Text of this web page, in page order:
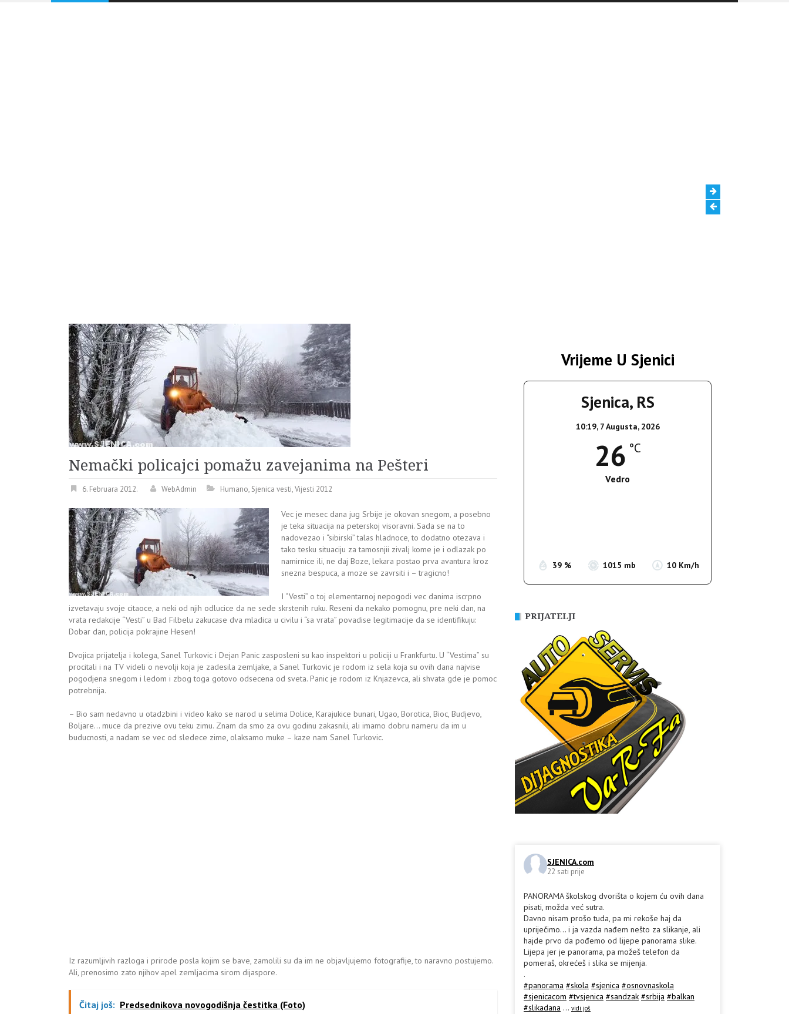
Nemački policajci pomažu zavejanima na Pešteri
6. Februara 2012. WebAdmin Humano, Sjenica vesti,Vijesti 2012
Vec je mesec dana jug Srbije je okovan snegom, a posebno
je teka situacija na peterskoj visoravni. Sada se na to
nadovezao i “sibirski” talas hladnoce, to dodatno otezava i
tako tesku situaciju za tamosnjii zivalj kome je i odlazak po
namirnice ili, ne daj Boze, lekara postao prva avantura kroz
snezna bespuca, a moze se zavrsiti i – tragicno!
I “Vesti” o toj elementarnoj nepogodi vec danima iscrpno
izvetavaju svoje citaoce, a neki od njih odlucice da ne sede skrstenih ruku. Reseni da nekako pomognu, pre neki dan, na
vrata redakcije “Vesti” u Bad Filbelu zakucase dva mladica u civilu i “sa vrata” povadise legitimacije da se identifikuju:
Dobar dan, policija pokrajine Hesen!
Dvojica prijatelja i kolega, Sanel Turkovic i Dejan Panic zasposleni su kao inspektori u policiji u Frankfurtu. U “Vestima” su
procitali i na TV videli o nevolji koja je zadesila zemljake, a Sanel Turkovic je rodom iz sela koja su ovih dana najvise
pogodjena snegom i ledom i zbog toga gotovo odsecena od sveta. Panic je rodom iz Knjazevca, ali shvata gde je pomoc
potrebnija.
– Bio sam nedavno u otadzbini i video kako se narod u selima Dolice, Karajukice bunari, Ugao, Borotica, Bioc, Budjevo,
Boljare… muce da prezive ovu teku zimu. Znam da smo za ovu godinu zakasnili, ali imamo dobru nameru da im u
buducnosti, a nadam se vec od sledece zime, olaksamo muke – kaze nam Sanel Turkovic.
Iz razumljivih razloga i prirode posla kojim se bave, zamolili su da im ne objavljujemo fotografije, to naravno postujemo.
Ali, prenosimo zato njihov apel zemljacima sirom dijaspore.
Čitaj još: Predsednikova novogodišnja čestitka (Foto)
Vrijeme U Sjenici
Sjenica, RS
10:19, 7 Augusta, 2026
26 °C
Vedro
39 % 1015 mb 10 Km/h
PRIJATELJI
SJENICA.com
22 sati prije
PANORAMA školskog dvorišta o kojem ću ovih dana
pisati, možda već sutra.
Davno nisam prošo tuda, pa mi rekoše haj da
upriječimo... i ja vazda nađem nešto za slikanje, ali
hajde prvo da pođemo od lijepe panorama slike.
Lijepa jer je panorama, pa možeš telefon da
pomeraš, okrećeš i slika se mijenja.
.
#panorama #skola #sjenica #osnovnaskola
#sjenicacom #tvsjenica #sandzak #srbija #balkan
#slikadana ... vidi još